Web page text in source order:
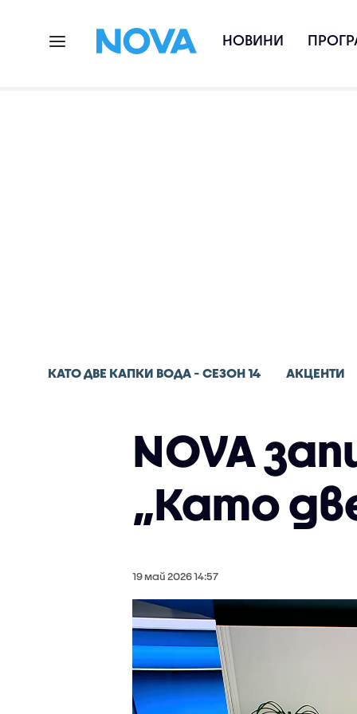
НОВИНИ
КАТО ДВЕ КАПКИ ВОДА - СЕЗОН 14 АКЦЕНТИ
NOVA
„Като
19 май 2026 14:57